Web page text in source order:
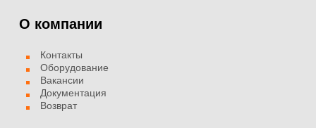
О компании
Контакты
Оборудование
Вакансии
Документация
Возврат